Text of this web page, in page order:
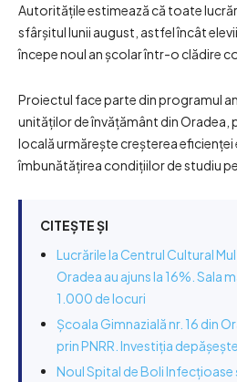
Autoritățile estimează că toate
sfârșitul lunii august, astfel încât
începe noul an școlar într-o clădire
Proiectul face parte din programul
unităților de învățământ din Oradea,
locală urmărește creșterea eficienței
îmbunătățirea condițiilor de studiu
CITEȘTE ȘI
Lucrările la Centrul Cultural
Oradea au ajuns la 16%. Sala
1.000 de locuri
Școala Gimnazială nr. 16 din
prin PNRR. Investiția
Noul Spital de Boli Infecțioase